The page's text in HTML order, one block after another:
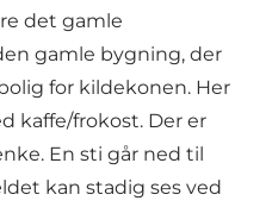
det gamle
gamle bygning, der
for kildekonen. Her
kaffe/frokost. Der er
En sti går ned til
kan stadig ses ved